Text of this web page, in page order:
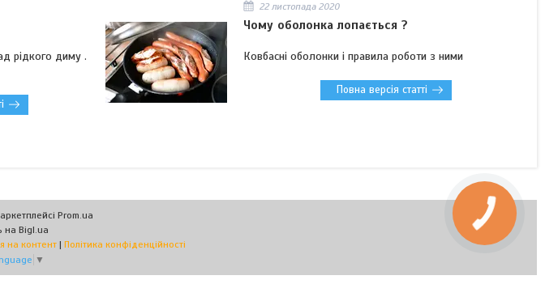
рідкого диму .
22 листопада 2020
Чому оболонка лопається ?
Ковбасні оболонки і правила роботи з ними
Повна версія статті
Prom.ua
на Bigl.ua
на контент | Політика конфіденційності
▼
КНОПКА
ЗВ'ЯЗКУ